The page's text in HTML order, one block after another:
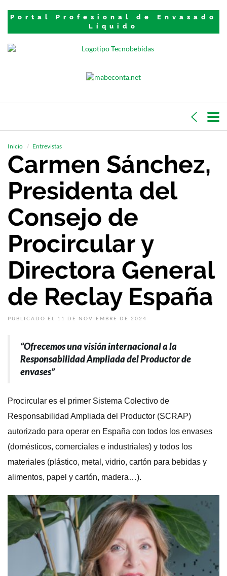
Portal Profesional de Envasado
Líquido
Inicio Entrevistas
Carmen Sánchez,
Presidenta del
Consejo de
Procircular y
Directora General
de Reclay España
PUBLICADO EL 11 DE NOVIEMBRE DE 2024
“Ofrecemos una visión internacional a la
Responsabilidad Ampliada del Productor de
envases”
Procircular es el primer Sistema Colectivo de
Responsabilidad Ampliada del Productor (SCRAP)
autorizado para operar en España con todos los envases
(domésticos, comerciales e industriales) y todos los
materiales (plástico, metal, vidrio, cartón para bebidas y
alimentos, papel y cartón, madera…).